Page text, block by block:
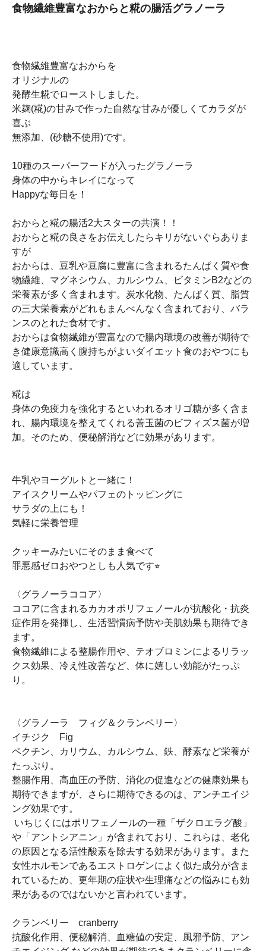
食物繊維豊富なおからと糀の腸活グラノーラ
食物繊維豊富なおからを
オリジナルの
発酵生糀でローストしました。
米麹(糀)の甘みで作った自然な甘みが優しくてカラダが
喜ぶ
無添加、(砂糖不使用)です。
10種のスーパーフードが入ったグラノーラ
身体の中からキレイになって
Happyな毎日を！
おからと糀の腸活2大スターの共演！！
おからと糀の良さをお伝えしたらキリがないぐらありま
すが
おからは、豆乳や豆腐に豊富に含まれるたんぱく質や食
物繊維、マグネシウム、カルシウム、ビタミンB2などの
栄養素が多く含まれます。炭水化物、たんぱく質、脂質
の三大栄養素がどれもまんべんなく含まれており、バラ
ンスのとれた食材です。
おからは食物繊維が豊富なので腸内環境の改善が期待で
き健康意識高く腹持ちがよいダイエット食のおやつにも
適しています。
糀は
身体の免疫力を強化するといわれるオリゴ糖が多く含ま
れ、腸内環境を整えてくれる善玉菌のビフィズス菌が増
加。そのため、便秘解消などに効果があります。
牛乳やヨーグルトと一緒に！
アイスクリームやパフェのトッピングに
サラダの上にも！
気軽に栄養管理
クッキーみたいにそのまま食べて
罪悪感ゼロおやつとしも人気です⭐︎
〈グラノーラココア〉
ココアに含まれるカカオポリフェノールが抗酸化・抗炎
症作用を発揮し、生活習慣病予防や美肌効果も期待でき
ます。
食物繊維による整腸作用や、テオブロミンによるリラッ
クス効果、冷え性改善など、体に嬉しい効能がたっぷ
り。
〈グラノーラ フィグ＆クランベリー〉
イチジク Fig
ペクチン、カリウム、カルシウム、鉄、酵素など栄養が
たっぷり。
整腸作用、高血圧の予防、消化の促進などの健康効果も
期待できますが、さらに期待できるのは、アンチエイジ
ング効果です。
いちじくにはポリフェノールの一種「ザクロエラグ酸」
や「アントシアニン」が含まれており、これらは、老化
の原因となる活性酸素を除去する効果があります。また
女性ホルモンであるエストロゲンによく似た成分が含ま
れているため、更年期の症状や生理痛などの悩みにも効
果があるのではないかと言われています。
クランベリー cranberry
抗酸化作用、便秘解消、血糖値の安定、風邪予防、アン